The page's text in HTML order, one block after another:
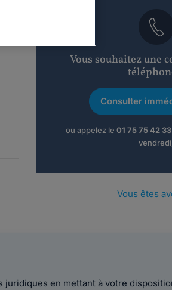
Vous souhaitez une
Consulter
ou appelez le 01 75 75 42 33
Vous êtes
en mettant à votre